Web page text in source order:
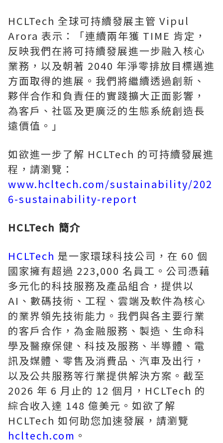
HCLTech 全球可持續發展主管 Vipul
Arora 表示：「連續兩年獲 TIME 肯定，
反映我們在將可持續發展進一步融入核心
業務，以及朝著 2040 年淨零排放目標邁進
方面取得的進展。我們將繼續透過創新、
夥伴合作和負責任的實踐擴大正面影響，
為客戶、社區及更廣泛的生態系統創造長
遠價值。」
如欲進一步了解 HCLTech 的可持續發展進
程，請瀏覽：
www.hcltech.com/sustainability/202
6-sustainability-report
HCLTech 簡介
HCLTech 是一家環球科技公司，在 60 個
國家擁有超過 223,000 名員工。公司憑藉
多元化的科技服務及產品組合，提供以
AI、數碼技術、工程、雲端及軟件為核心
的業界領先技術能力。我們與各主要行業
的客戶合作，為金融服務、製造、生命科
學及醫療保健、科技及服務、半導體、電
訊及媒體、零售及消費品、汽車及出行，
以及公共服務等行業提供解決方案。截至
2026 年 6 月止的 12 個月，HCLTech 的
綜合收入達 148 億美元。如欲了解
HCLTech 如何助您加速發展，請瀏覽
hcltech.com 。